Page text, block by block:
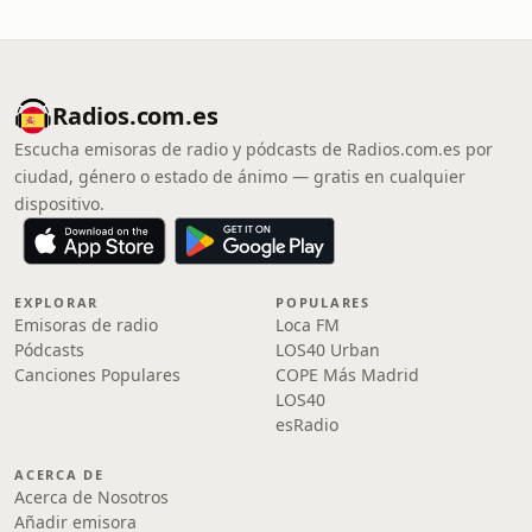
Radios.com.es
Escucha emisoras de radio y pódcasts de Radios.com.es por
ciudad, género o estado de ánimo — gratis en cualquier
dispositivo.
EXPLORAR
Emisoras de radio
Pódcasts
Canciones Populares
POPULARES
Loca FM
LOS40 Urban
COPE Más Madrid
LOS40
esRadio
ACERCA DE
Acerca de Nosotros
Añadir emisora